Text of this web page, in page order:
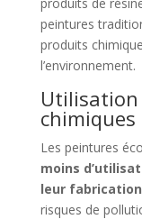
peintures
produits
l’environnement.
chimiques
Les peintures
moins
leur fabrication
risques de